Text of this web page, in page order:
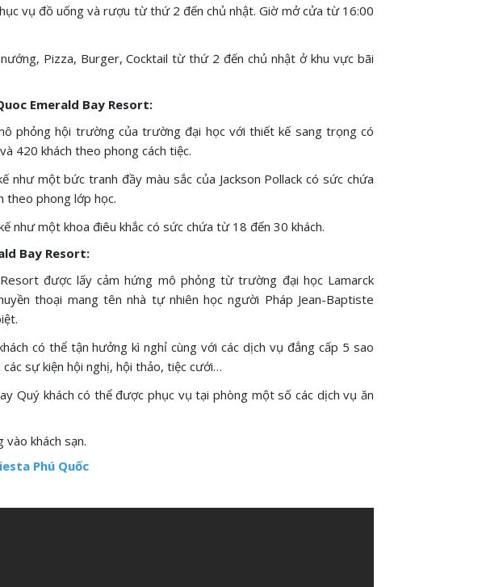
vụ đồ uống và rượu từ thứ 2 đến chủ nhật. Giờ mở cửa từ 16:00
Pizza, Burger, Cocktail từ thứ 2 đến chủ nhật ở khu vực bãi
Emerald Bay Resort:
phỏng hội trường của trường đại học với thiết kế sang trọng có
420 khách theo phong cách tiệc.
một bức tranh đầy màu sắc của Jackson Pollack có sức chứa
theo phong lớp học.
như một khoa điêu khắc có sức chứa từ 18 đến 30 khách.
Bay Resort:
được lấy cảm hứng mô phỏng từ trường đại học Lamarck
thoại mang tên nhà tự nhiên học người Pháp Jean-Baptiste
có thể tận hưởng kì nghỉ cùng với các dịch vụ đẳng cấp 5 sao
sự kiện hội nghị, hội thảo, tiệc cưới…
Quý khách có thể được phục vụ tại phòng một số các dịch vụ ăn
khách sạn.
Phú Quốc